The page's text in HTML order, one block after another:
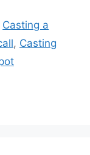
Casting a
, Casting